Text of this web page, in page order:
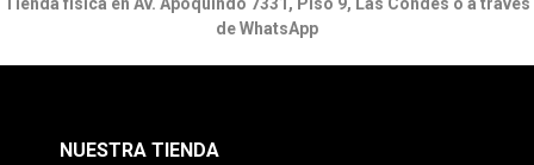
Tienda física en Av. Apoquindo 7331, Piso 9, Las Condes o a través
de WhatsApp
NUESTRA TIENDA